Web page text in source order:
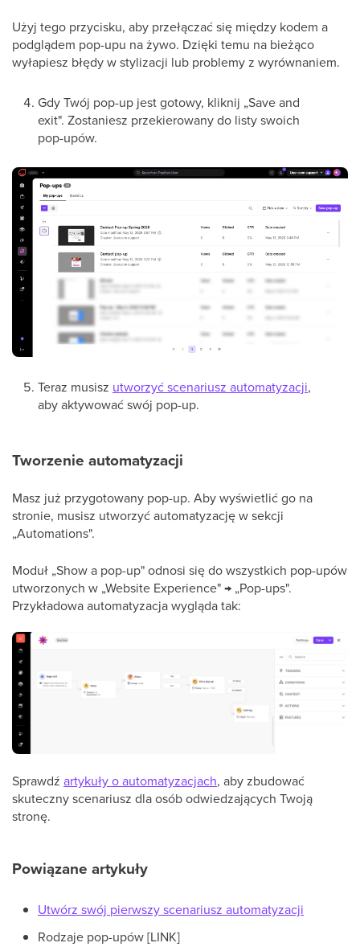
Użyj tego przycisku, aby przełączać się między kodem a
podglądem pop-upu na żywo. Dzięki temu na bieżąco
wyłapiesz błędy w stylizacji lub problemy z wyrównaniem.
Gdy Twój pop-up jest gotowy, kliknij „Save and
exit". Zostaniesz przekierowany do listy swoich
pop-upów.
Teraz musisz utworzyć scenariusz automatyzacji,
aby aktywować swój pop-up.
Tworzenie automatyzacji
Masz już przygotowany pop-up. Aby wyświetlić go na
stronie, musisz utworzyć automatyzację w sekcji
„Automations".
Moduł „Show a pop-up" odnosi się do wszystkich pop-upów
utworzonych w „Website Experience" → „Pop-ups".
Przykładowa automatyzacja wygląda tak:
Sprawdź artykuły o automatyzacjach, aby zbudować
skuteczny scenariusz dla osób odwiedzających Twoją
stronę.
Powiązane artykuły
Utwórz swój pierwszy scenariusz automatyzacji
Rodzaje pop-upów [LINK]